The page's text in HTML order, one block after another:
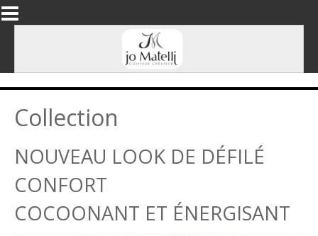
Aller au contenu principal
Collection
NOUVEAU LOOK DE DÉFILÉ
CONFORT
COCOONANT ET ÉNERGISANT